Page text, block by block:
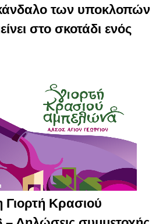
των υποκλοπών
στο σκοτάδι ενός
Κρασιού